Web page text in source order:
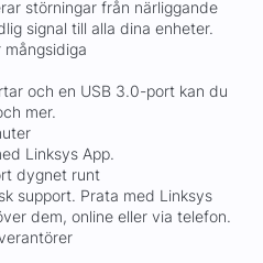
störningar från närliggande
signal till alla dina enheter.
och en USB 3.0-port kan du
mer.
Linksys App.
dygnet runt
support. Prata med Linksys
dem, online eller via telefon.